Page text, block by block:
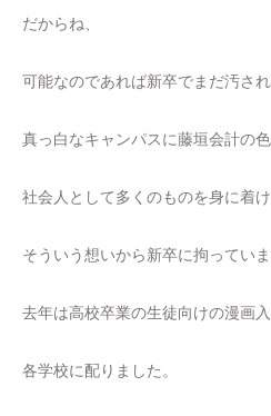
だからね、
可能なのであれば新卒でまだ汚さ
真っ白なキャンパスに藤垣会計の
社会人として多くのものを身に着け
そういう想いから新卒に拘っていま
去年は高校卒業の生徒向けの漫画
各学校に配りました。